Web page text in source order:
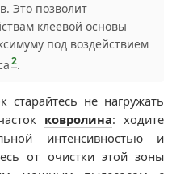
Это позволит
клеевой основы
под воздействием
2.
старайтесь не нагружать
ковролина: ходите
интенсивностью и
от очистки этой зоны